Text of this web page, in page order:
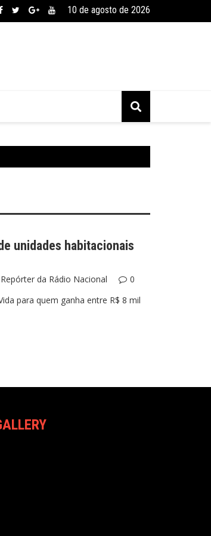
10 de agosto de 2026
unidades habitacionais
da Rádio Nacional
0
para quem ganha entre R$ 8 mil